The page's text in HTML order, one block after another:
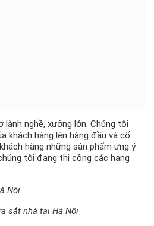
nghề, xưởng lớn. Chúng tôi
khách hàng lên hàng đầu và cố
hàng những sản phẩm ưng ý
tôi đang thi công các hạng
Nội
sắt nhà tại Hà Nội